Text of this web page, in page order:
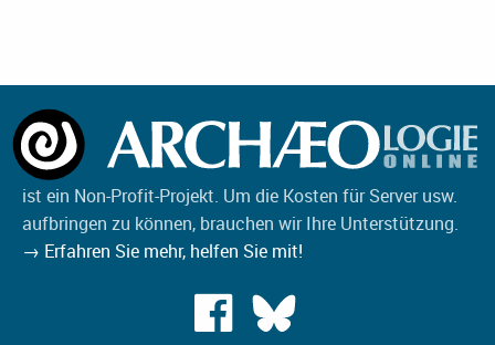
ist ein Non-Profit-Projekt. Um die Kosten für Server usw.
aufbringen zu können, brauchen wir Ihre Unterstützung.
→ Erfahren Sie mehr, helfen Sie mit!